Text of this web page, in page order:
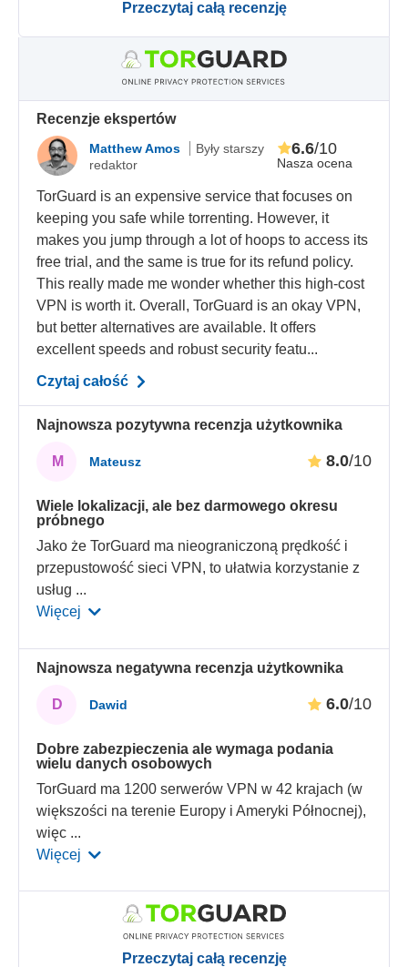
Przeczytaj całą recenzję
Recenzje ekspertów
Matthew Amos
Były starszy
redaktor
Nasza ocena
6.6/10
TorGuard is an expensive service that focuses on
keeping you safe while torrenting. However, it
makes you jump through a lot of hoops to access its
free trial, and the same is true for its refund policy.
This really made me wonder whether this high-cost
VPN is worth it. Overall, TorGuard is an okay VPN,
but better alternatives are available. It offers
excellent speeds and robust security featu...
Czytaj całość
Najnowsza pozytywna recenzja użytkownika
M Mateusz 8.0/10
Wiele lokalizacji, ale bez darmowego okresu
próbnego
Jako że TorGuard ma nieograniczoną prędkość i
przepustowość sieci VPN, to ułatwia korzystanie z
usług ...
Więcej
Najnowsza negatywna recenzja użytkownika
D Dawid 6.0/10
Dobre zabezpieczenia ale wymaga podania
wielu danych osobowych
TorGuard ma 1200 serwerów VPN w 42 krajach (w
większości na terenie Europy i Ameryki Północnej),
więc ...
Więcej
Przeczytaj całą recenzję